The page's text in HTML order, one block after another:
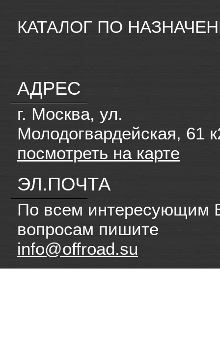
КАТАЛОГ ПО
АДРЕС
г. Москва, ул.
Молодогвардейская, 61
посмотреть на карте
ЭЛ.ПОЧТА
По всем интересующим
вопросам пишите
info@offroad.su